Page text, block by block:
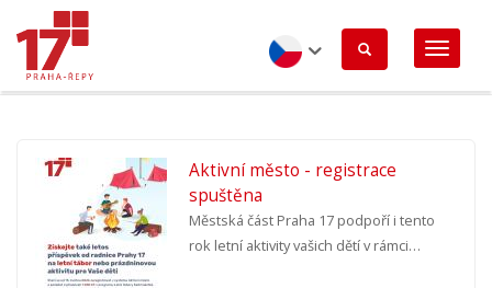
hlavnímu
obsahu
Czech
Aktivní město - registrace
spuštěna
Městská část Praha 17 podpoří i tento
rok letní aktivity vašich dětí v rámci…